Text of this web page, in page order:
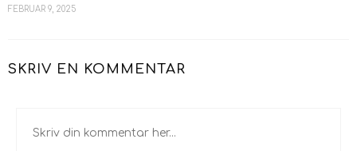
FEBRUAR 9, 2025
SKRIV EN KOMMENTAR